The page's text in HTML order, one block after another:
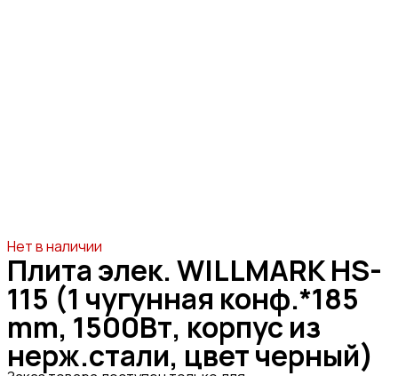
Нет в наличии
Плита элек. WILLMARK HS-
115 (1 чугунная конф.*185
mm, 1500Вт, корпус из
нерж.стали, цвет черный)